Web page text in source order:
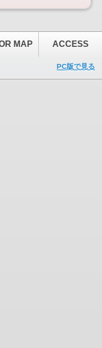
MAP ACCESS
PC版で見る